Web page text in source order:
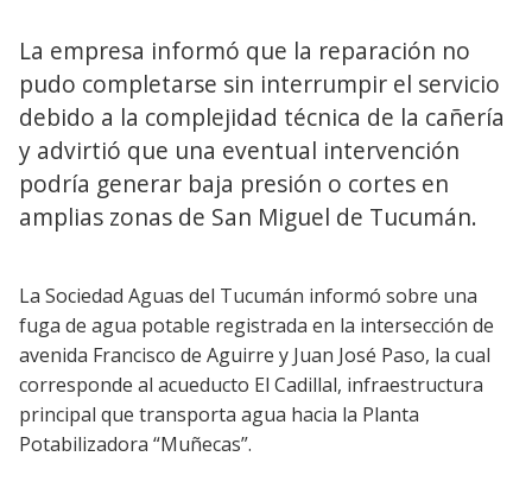
La empresa informó que la reparación no
pudo completarse sin interrumpir el servicio
debido a la complejidad técnica de la cañería
y advirtió que una eventual intervención
podría generar baja presión o cortes en
amplias zonas de San Miguel de Tucumán.
La Sociedad Aguas del Tucumán informó sobre una
fuga de agua potable registrada en la intersección de
avenida Francisco de Aguirre y Juan José Paso, la cual
corresponde al acueducto El Cadillal, infraestructura
principal que transporta agua hacia la Planta
Potabilizadora “Muñecas”.